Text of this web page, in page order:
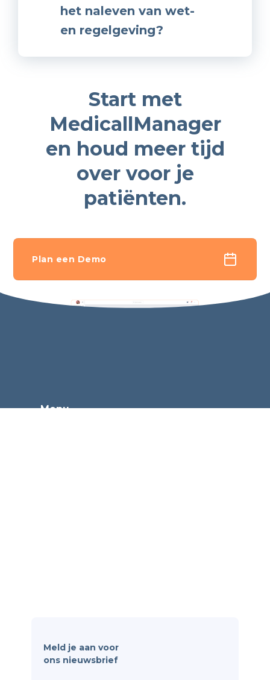
het naleven van wet-
en regelgeving?
Start met
MedicallManager
en houd meer tijd
over voor je
patiënten.
Plan een Demo
Menu
Meld je aan voor
ons nieuwsbrief